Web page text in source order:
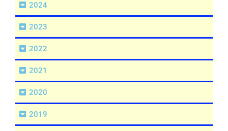
2024
2023
2022
2021
2020
2019